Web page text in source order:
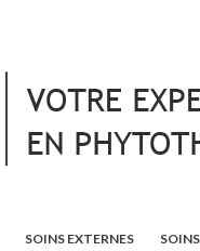
SOINS EXTERNES